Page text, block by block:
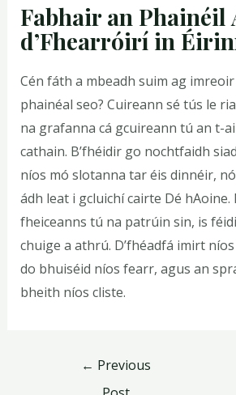
Fabhair an Phainéil
d’Fhearróirí in
Cén fáth a mbeadh suim ag
phainéal seo? Cuireann sé tús le
na grafanna cá gcuireann tú an t-
cathain. B’fhéidir go nochtfaidh
níos mó slotanna tar éis dinnéir,
ádh leat i gcluichí cairte Dé hAoine.
fheiceanns tú na patrúin sin, is
chuige a athrú. D’fhéadfá imirt
do bhuiséid níos fearr, agus an
bheith níos cliste.
← Previous